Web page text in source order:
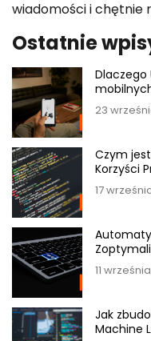
wiadomości i chętnie
Ostatnie
Dlaczego
23
Czym
Korzyści
17
11
Jak
Machine